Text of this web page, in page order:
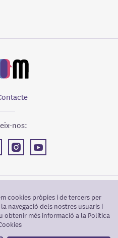
nos:
TwitterInstagram
YouTube
d'alguns dels seus serveis
cookies pròpies i de tercers per
navegació dels nostres usuaris i
obtenir més informació a la Política